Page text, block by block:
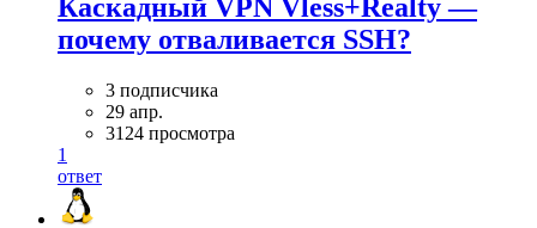
Каскадный VPN Vless+Realty —
почему отваливается SSH?
3 подписчика
29 апр.
3124 просмотра
1
ответ